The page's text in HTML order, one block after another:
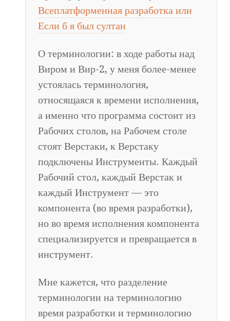
Всеплатформенная разработка или
Если б я был султан
О терминологии: в ходе работы над
Виром и Вир-2, у меня более-менее
устоялась терминология,
относящаяся к времени исполнения,
а именно что программа состоит из
Рабочих столов, на Рабочем столе
стоят Верстаки, к Верстаку
подключены Инструменты. Каждый
Рабочий стол, каждый Верстак и
каждый Инструмент — это
компонента (во время разработки),
но во время исполнения компонента
специализируется и превращается в
инструмент.
Мне кажется, что разделение
терминологии на терминологию
время разработки и терминологию